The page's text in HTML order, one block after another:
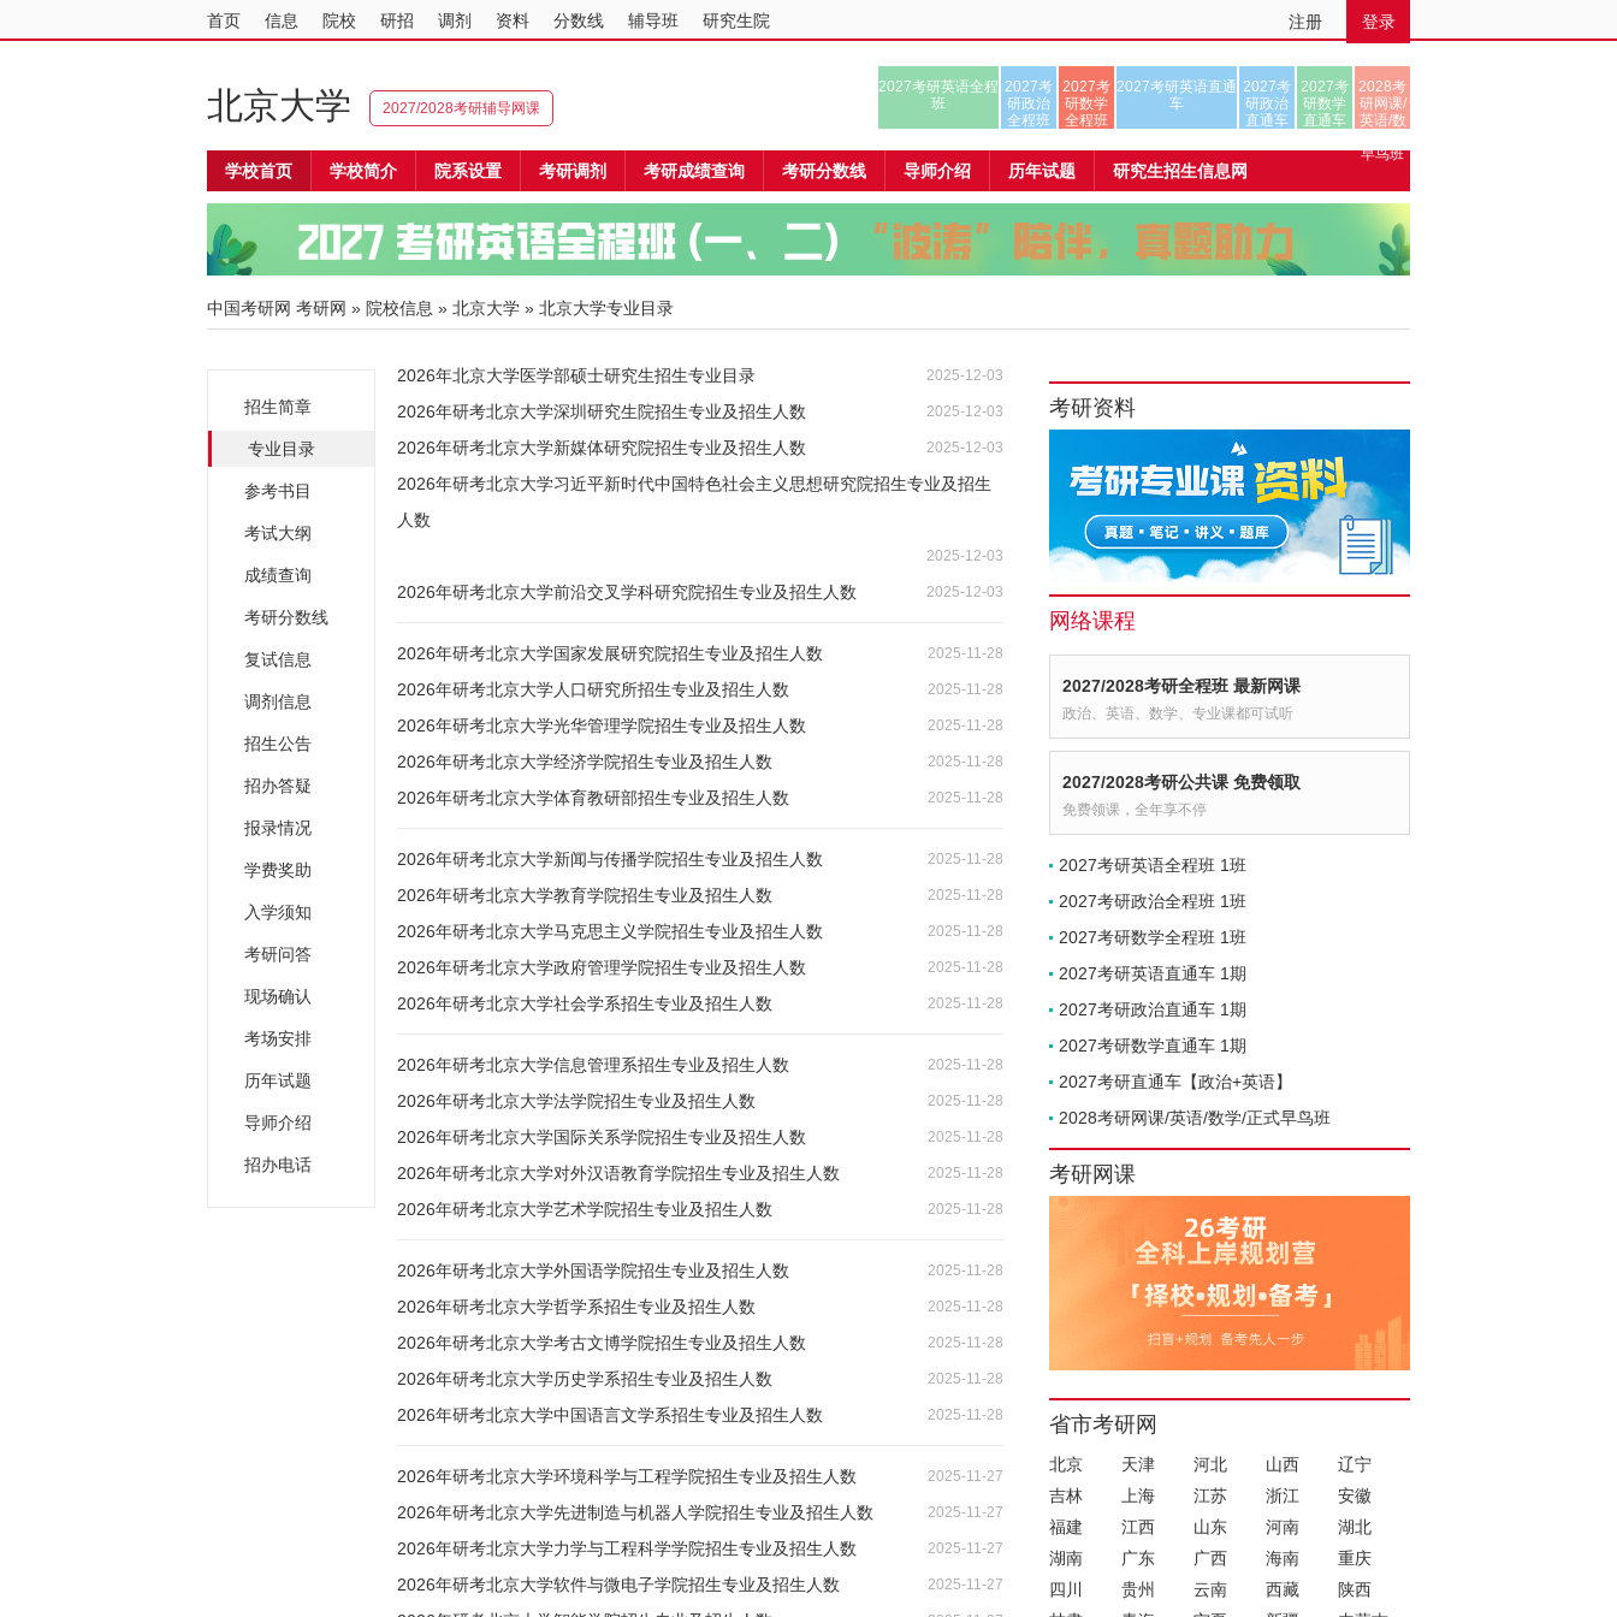
首页 信息 院校 研招 调剂 资料 分数线 辅导班 研究生院 注册 登录
北京大学 2027/2028考研辅导网课
2027考研英语全程
班
2027考
研政治
全程班
2027考
研数学
全程班
2027考研英语直通
车
2027考
研政治
直通车
2027考
研数学
直通车
2028考
研网课/
英语/数
早鸟班
学校首页 学校简介 院系设置 考研调剂 考研成绩查询 考研分数线 导师介绍 历年试题 研究生招生信息网
中国考研网 考研网 » 院校信息 » 北京大学 » 北京大学专业目录
招生简章
专业目录
参考书目
考试大纲
成绩查询
考研分数线
复试信息
调剂信息
招生公告
招办答疑
报录情况
学费奖助
入学须知
考研问答
现场确认
考场安排
历年试题
导师介绍
招办电话
2026年北京大学医学部硕士研究生招生专业目录 2025-12-03
2026年研考北京大学深圳研究生院招生专业及招生人数 2025-12-03
2026年研考北京大学新媒体研究院招生专业及招生人数 2025-12-03
2026年研考北京大学习近平新时代中国特色社会主义思想研究院招生专业及招生
人数
2025-12-03
2026年研考北京大学前沿交叉学科研究院招生专业及招生人数 2025-12-03
2026年研考北京大学国家发展研究院招生专业及招生人数 2025-11-28
2026年研考北京大学人口研究所招生专业及招生人数 2025-11-28
2026年研考北京大学光华管理学院招生专业及招生人数 2025-11-28
2026年研考北京大学经济学院招生专业及招生人数 2025-11-28
2026年研考北京大学体育教研部招生专业及招生人数 2025-11-28
2026年研考北京大学新闻与传播学院招生专业及招生人数 2025-11-28
2026年研考北京大学教育学院招生专业及招生人数 2025-11-28
2026年研考北京大学马克思主义学院招生专业及招生人数 2025-11-28
2026年研考北京大学政府管理学院招生专业及招生人数 2025-11-28
2026年研考北京大学社会学系招生专业及招生人数 2025-11-28
2026年研考北京大学信息管理系招生专业及招生人数 2025-11-28
2026年研考北京大学法学院招生专业及招生人数 2025-11-28
2026年研考北京大学国际关系学院招生专业及招生人数 2025-11-28
2026年研考北京大学对外汉语教育学院招生专业及招生人数 2025-11-28
2026年研考北京大学艺术学院招生专业及招生人数 2025-11-28
2026年研考北京大学外国语学院招生专业及招生人数 2025-11-28
2026年研考北京大学哲学系招生专业及招生人数 2025-11-28
2026年研考北京大学考古文博学院招生专业及招生人数 2025-11-28
2026年研考北京大学历史学系招生专业及招生人数 2025-11-28
2026年研考北京大学中国语言文学系招生专业及招生人数 2025-11-28
2026年研考北京大学环境科学与工程学院招生专业及招生人数 2025-11-27
2026年研考北京大学先进制造与机器人学院招生专业及招生人数 2025-11-27
2026年研考北京大学力学与工程科学学院招生专业及招生人数 2025-11-27
2026年研考北京大学软件与微电子学院招生专业及招生人数 2025-11-27
考研资料
网络课程
2027/2028考研全程班 最新网课
政治、英语、数学、专业课都可试听
2027/2028考研公共课 免费领取
免费领课，全年享不停
2027考研英语全程班 1班
2027考研政治全程班 1班
2027考研数学全程班 1班
2027考研英语直通车 1期
2027考研政治直通车 1期
2027考研数学直通车 1期
2027考研直通车【政治+英语】
2028考研网课/英语/数学/正式早鸟班
考研网课
省市考研网
北京 天津 河北 山西
辽宁
吉林
上海 江苏 浙江
安徽
福建
江西 山东 河南
湖北
湖南
广东 广西 海南
重庆
四川
贵州 云南 西藏
陕西